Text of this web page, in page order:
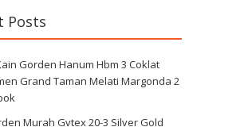
Posts
Gorden Hanum Hbm 3 Coklat
Grand Taman Melati Margonda 2
Murah Gvtex 20-3 Silver Gold